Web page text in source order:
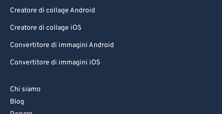
Creatore di collage Android
Creatore di collage iOS
Convertitore di immagini Android
Convertitore di immagini iOS
Chi siamo
Blog